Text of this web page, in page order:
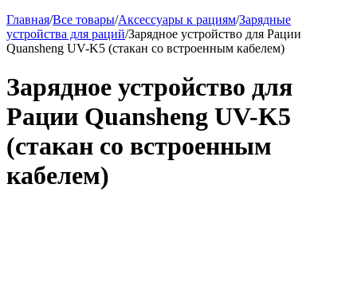
Главная/Все товары/Аксессуары к рациям/Зарядные
устройства для раций/Зарядное устройство для Рации
Quansheng UV-K5 (стакан со встроенным кабелем)
Зарядное устройство для
Рации Quansheng UV-K5
(стакан со встроенным
кабелем)